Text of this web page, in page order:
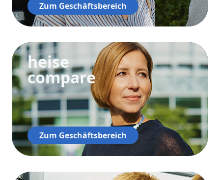
Zum Geschäftsbereich
heise
compare
Zum Geschäftsbereich